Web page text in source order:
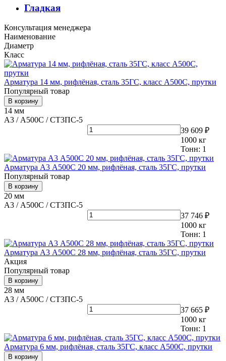
Гладкая
Консультация менеджера
Наименование
Диаметр
Класс
Арматура 14 мм, рифлёная, сталь 35ГС, класс А500С, прутки
Популярный товар
В корзину
14 мм
А3 / А500С / СТ3ПС-5
39 609 ₽
1000 кг
Тонн: 1
Арматура А3 А500С 20 мм, рифлёная, сталь 35ГС, прутки
Популярный товар
В корзину
20 мм
А3 / А500С / СТ3ПС-5
37 746 ₽
1000 кг
Тонн: 1
Арматура А3 А500С 28 мм, рифлёная, сталь 35ГС, прутки
Акция
Популярный товар
В корзину
28 мм
А3 / А500С / СТ3ПС-5
37 665 ₽
1000 кг
Тонн: 1
Арматура 6 мм, рифлёная, сталь 35ГС, класс А500С, прутки
В корзину